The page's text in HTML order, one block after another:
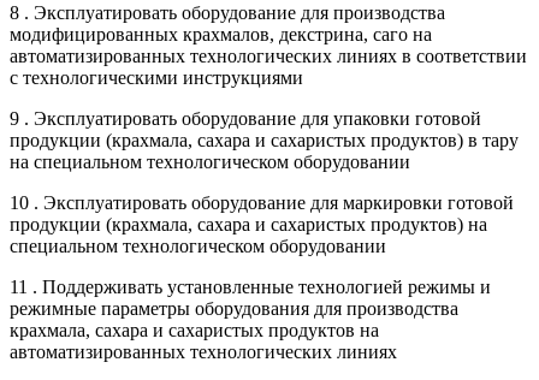
8 . Эксплуатировать оборудование для производства
модифицированных крахмалов, декстрина, саго на
автоматизированных технологических линиях в соответствии
с технологическими инструкциями
9 . Эксплуатировать оборудование для упаковки готовой
продукции (крахмала, сахара и сахаристых продуктов) в тару
на специальном технологическом оборудовании
10 . Эксплуатировать оборудование для маркировки готовой
продукции (крахмала, сахара и сахаристых продуктов) на
специальном технологическом оборудовании
11 . Поддерживать установленные технологией режимы и
режимные параметры оборудования для производства
крахмала, сахара и сахаристых продуктов на
автоматизированных технологических линиях